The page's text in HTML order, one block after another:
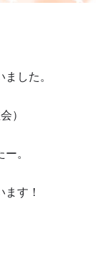
した。
）
。
す！